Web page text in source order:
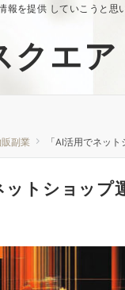
報を提供 していこうと思
クエア
副業 「AI活用でネッ
ットショップ